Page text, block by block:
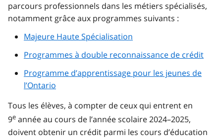
parcours professionnels dans les métiers spécialisés,
notamment grâce aux programmes suivants :
Majeure Haute Spécialisation
Programmes à double reconnaissance de crédit
Programme d’apprentissage pour les jeunes de
l’Ontario
Tous les élèves, à compter de ceux qui entrent en
9e année au cours de l’année scolaire 2024–2025,
doivent obtenir un crédit parmi les cours d’éducation